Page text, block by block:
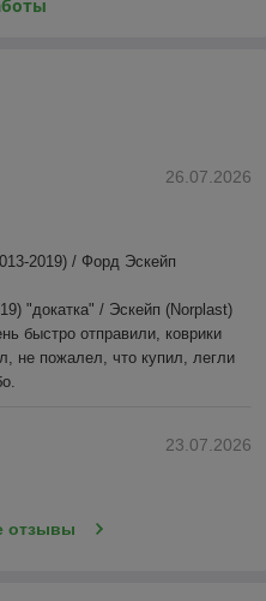
26.07.2026
2019) / Форд Эскейп
"докатка" / Эскейп (Norplast)
быстро отправили, коврики
не пожалел, что купил, легли
23.07.2026
отзывы